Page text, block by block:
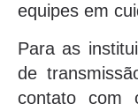
equipes em
Para as
de
contato com